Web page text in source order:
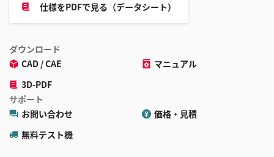
仕様をPDFで見る（データシート）
ダウンロード
CAD / CAE
マニュアル
3D-PDF
サポート
お問い合わせ
価格・見積
無料テスト機